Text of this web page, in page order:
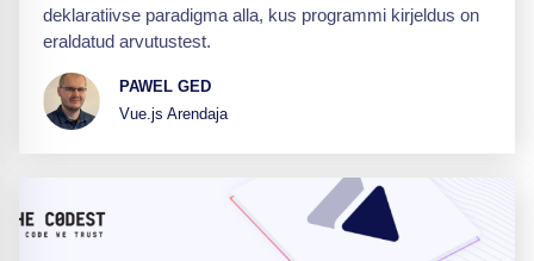
deklaratiivse paradigma alla, kus programmi kirjeldus on
eraldatud arvutustest.
PAWEL GED
Vue.js Arendaja